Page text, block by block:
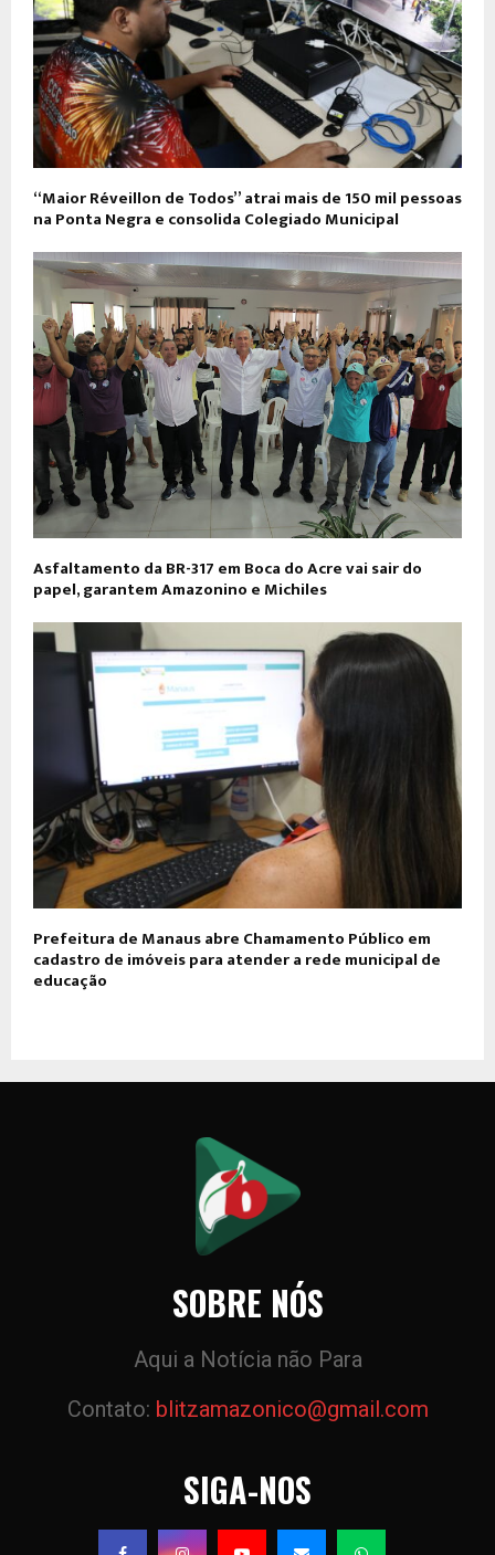
“Maior Réveillon de Todos” atrai mais de 150 mil pessoas
na Ponta Negra e consolida Colegiado Municipal
Asfaltamento da BR-317 em Boca do Acre vai sair do
papel, garantem Amazonino e Michiles
Prefeitura de Manaus abre Chamamento Público em
cadastro de imóveis para atender a rede municipal de
educação
SOBRE NÓS
Aqui a Notícia não Para
Contato: blitzamazonico@gmail.com
SIGA-NOS